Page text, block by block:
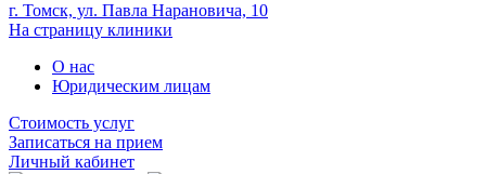
г. Томск, ул. Павла Нарановича, 10
На страницу клиники
О нас
Юридическим лицам
Стоимость услуг
Записаться на прием
Личный кабинет